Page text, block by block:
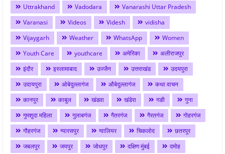
Uttrakhand
Vadodara
Vanarashi Uttar Pradesh
Varanasi
Videos Videsh
vidisha
Vijaygarh
Weather WhatsApp
Women
Youth Care
youthcare अमेरिका
अलीराजपुर
इंदौर
इस्लामाबाद उज्जैन उत्तराखंड
उदयपुरा
उदायपुरा
ओबेदुल्लागंज औबेदुल्लागंज
कथा वाचन
कानपुर
काबुल खंडवा खंडेरा गङी
गुना
गुमशुदा महिला
गुलाबगंज गैतरगंज गैरतगंज
गोहरगंज
गौहरगंज
ग्यारसपुर ग्वालियर चिकलोद
छतरपुर
जबलपुर
जयपुर जोधपुर दक्षिण मुंबई
दमोह